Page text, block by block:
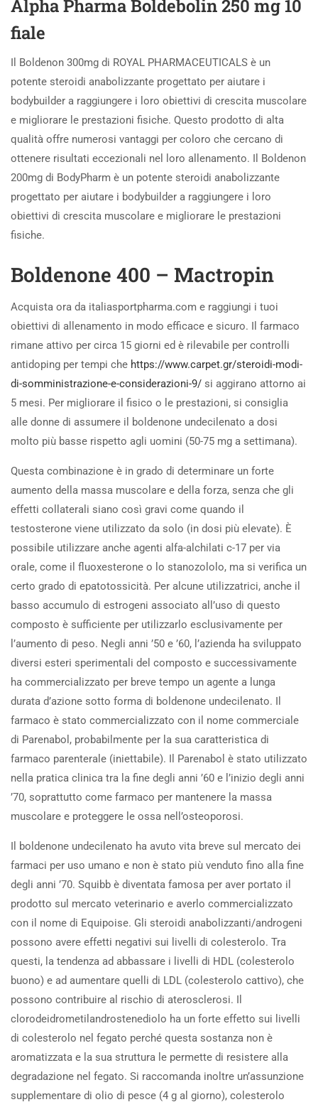
Alpha Pharma Boldebolin 250 mg 10
fiale
Il Boldenon 300mg di ROYAL PHARMACEUTICALS è un
potente steroidi anabolizzante progettato per aiutare i
bodybuilder a raggiungere i loro obiettivi di crescita muscolare
e migliorare le prestazioni fisiche. Questo prodotto di alta
qualità offre numerosi vantaggi per coloro che cercano di
ottenere risultati eccezionali nel loro allenamento. Il Boldenon
200mg di BodyPharm è un potente steroidi anabolizzante
progettato per aiutare i bodybuilder a raggiungere i loro
obiettivi di crescita muscolare e migliorare le prestazioni
fisiche.
Boldenone 400 – Mactropin
Acquista ora da italiasportpharma.com e raggiungi i tuoi
obiettivi di allenamento in modo efficace e sicuro. Il farmaco
rimane attivo per circa 15 giorni ed è rilevabile per controlli
antidoping per tempi che https://www.carpet.gr/steroidi-modi-
di-somministrazione-e-considerazioni-9/ si aggirano attorno ai
5 mesi. Per migliorare il fisico o le prestazioni, si consiglia
alle donne di assumere il boldenone undecilenato a dosi
molto più basse rispetto agli uomini (50-75 mg a settimana).
Questa combinazione è in grado di determinare un forte
aumento della massa muscolare e della forza, senza che gli
effetti collaterali siano così gravi come quando il
testosterone viene utilizzato da solo (in dosi più elevate). È
possibile utilizzare anche agenti alfa-alchilati c-17 per via
orale, come il fluoxesterone o lo stanozololo, ma si verifica un
certo grado di epatotossicità. Per alcune utilizzatrici, anche il
basso accumulo di estrogeni associato all’uso di questo
composto è sufficiente per utilizzarlo esclusivamente per
l’aumento di peso. Negli anni ’50 e ’60, l’azienda ha sviluppato
diversi esteri sperimentali del composto e successivamente
ha commercializzato per breve tempo un agente a lunga
durata d’azione sotto forma di boldenone undecilenato. Il
farmaco è stato commercializzato con il nome commerciale
di Parenabol, probabilmente per la sua caratteristica di
farmaco parenterale (iniettabile). Il Parenabol è stato utilizzato
nella pratica clinica tra la fine degli anni ’60 e l’inizio degli anni
’70, soprattutto come farmaco per mantenere la massa
muscolare e proteggere le ossa nell’osteoporosi.
Il boldenone undecilenato ha avuto vita breve sul mercato dei
farmaci per uso umano e non è stato più venduto fino alla fine
degli anni ’70. Squibb è diventata famosa per aver portato il
prodotto sul mercato veterinario e averlo commercializzato
con il nome di Equipoise. Gli steroidi anabolizzanti/androgeni
possono avere effetti negativi sui livelli di colesterolo. Tra
questi, la tendenza ad abbassare i livelli di HDL (colesterolo
buono) e ad aumentare quelli di LDL (colesterolo cattivo), che
possono contribuire al rischio di aterosclerosi. Il
clorodeidrometilandrostenediolo ha un forte effetto sui livelli
di colesterolo nel fegato perché questa sostanza non è
aromatizzata e la sua struttura le permette di resistere alla
degradazione nel fegato. Si raccomanda inoltre un’assunzione
supplementare di olio di pesce (4 g al giorno), colesterolo